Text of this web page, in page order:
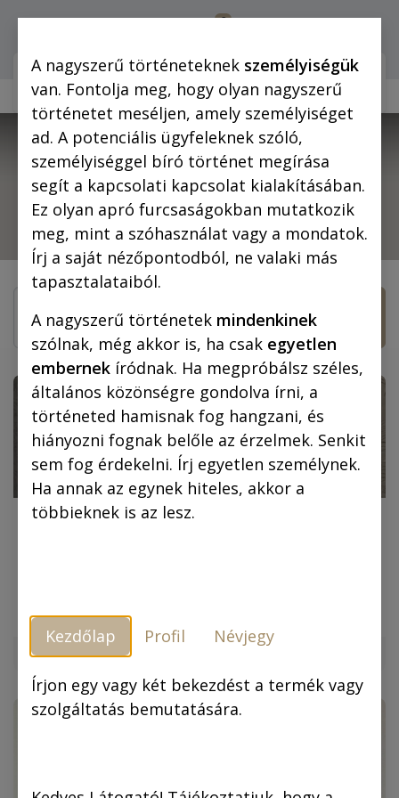
0
Webshop (mobilra)
Cikkek és megjelenések
Újjászületett örökség, avagy Jókai-mű
lendületet kap. Jókai Mór 1872-be...
2026. júl. 9.
A nagyszerű történeteknek személyiségük
van. Fontolja meg, hogy olyan nagyszerű
történetet meséljen, amely személyiséget
ad. A potenciális ügyfeleknek szóló,
személyiséggel bíró történet megírása
segít a kapcsolati kapcsolat kialakításában.
Ez olyan apró furcsaságokban mutatkozik
meg, mint a szóhasználat vagy a mondatok.
Írj a saját nézőpontodból, ne valaki más
tapasztalataiból.
A nagyszerű történetek mindenkinek
szólnak, még akkor is, ha csak egyetlen
embernek íródnak. Ha megpróbálsz széles,
általános közönségre gondolva írni, a
történeted hamisnak fog hangzani, és
hiányozni fognak belőle az érzelmek. Senkit
sem fog érdekelni. Írj egyetlen személynek.
Ha annak az egynek hiteles, akkor a
többieknek is az lesz.
Kezdőlap Profil Névjegy
Írjon egy vagy két bekezdést a termék vagy
szolgáltatás bemutatására.